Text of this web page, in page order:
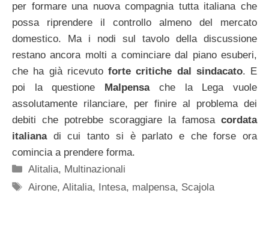
per formare una nuova compagnia tutta italiana che
possa riprendere il controllo almeno del mercato
domestico. Ma i nodi sul tavolo della discussione
restano ancora molti a cominciare dal piano esuberi,
che ha già ricevuto forte critiche dal sindacato. E
poi la questione Malpensache la Lega vuole
assolutamente rilanciare, per finire al problema dei
debiti che potrebbe scoraggiare la famosa cordata
italianadi cui tanto si è parlato e che forse ora
comincia a prendere forma.
Categorie
Alitalia, Multinazionali
Tag
Airone,Alitalia, Intesa, malpensa, Scajola